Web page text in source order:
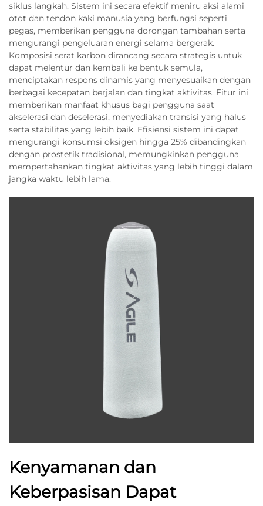
siklus langkah. Sistem ini secara efektif meniru aksi alami
otot dan tendon kaki manusia yang berfungsi seperti
pegas, memberikan pengguna dorongan tambahan serta
mengurangi pengeluaran energi selama bergerak.
Komposisi serat karbon dirancang secara strategis untuk
dapat melentur dan kembali ke bentuk semula,
menciptakan respons dinamis yang menyesuaikan dengan
berbagai kecepatan berjalan dan tingkat aktivitas. Fitur ini
memberikan manfaat khusus bagi pengguna saat
akselerasi dan deselerasi, menyediakan transisi yang halus
serta stabilitas yang lebih baik. Efisiensi sistem ini dapat
mengurangi konsumsi oksigen hingga 25% dibandingkan
dengan prostetik tradisional, memungkinkan pengguna
mempertahankan tingkat aktivitas yang lebih tinggi dalam
jangka waktu lebih lama.
Kenyamanan dan
Keberpasisan Dapat